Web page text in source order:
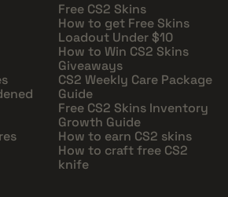
Free CS2 Skins
How to get Free Skins
Loadout Under $10
How to Win CS2 Skins
Giveaways
CS2 Weekly Care Package
Guide
Free CS2 Skins Inventory
Growth Guide
How to earn CS2 skins
How to craft free CS2
knife